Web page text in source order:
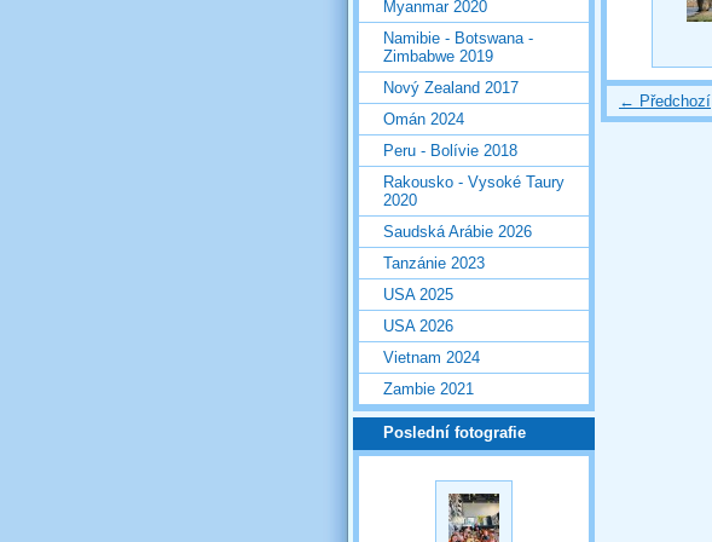
← Předchozí
Myanmar 2020
Namibie - Botswana -
Zimbabwe 2019
Nový Zealand 2017
Omán 2024
Peru - Bolívie 2018
Rakousko - Vysoké Taury
2020
Saudská Arábie 2026
Tanzánie 2023
USA 2025
USA 2026
Vietnam 2024
Zambie 2021
Poslední fotografie